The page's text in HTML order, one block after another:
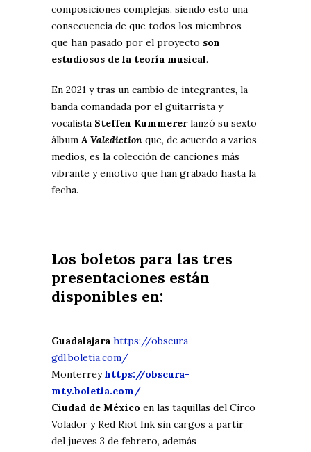
composiciones complejas, siendo esto una
consecuencia de que todos los miembros
que han pasado por el proyecto son
estudiosos de la teoría musical.
En 2021 y tras un cambio de integrantes, la
banda comandada por el guitarrista y
vocalista Steffen Kummererlanzó su sexto
álbumA Valediction que, de acuerdo a varios
medios, es la colección de canciones más
vibrante y emotivo que han grabado hasta la
fecha.
Los boletos para las tres
presentaciones están
disponibles en:
Guadalajara https://obscura-
gdl.boletia.com/
Monterrey https://obscura-
mty.boletia.com/
Ciudad de México en las taquillas del Circo
Volador y Red Riot Ink sin cargos a partir
del jueves 3 de febrero, además